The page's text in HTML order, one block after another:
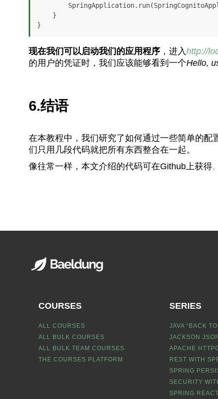
}
现在我们可以启动我们的应用程序，进入 http://
的用户的凭证时，我们应该能够看到一个Hello,
6.结语
在本教程中，我们研究了如何通过一些简单的
们只用几段代码就把所有东西整合在一起。
像往常一样，本文介绍的代码可在Github上获得
COURSES
ALL COURSES
ALL BULK COURSES
ALL BULK TEAM COURSES
THE COURSES PLATFORM
SERIES
JAVA “BACK
JACKSON
APACHE
REST WITH
SPRING
SECURITY
SPRING